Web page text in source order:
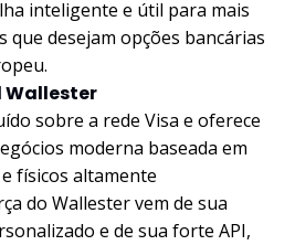
inteligente e útil para mais
que desejam opções bancárias
Wallester
sobre a rede Visa e oferece
moderna baseada em
físicos altamente
do Wallester vem de sua
e de sua forte API,